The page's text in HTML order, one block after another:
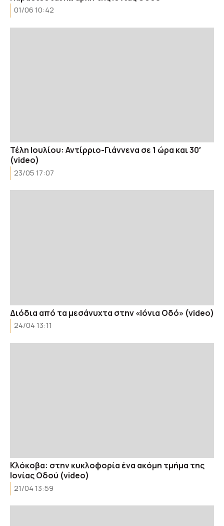
01/06 10:42
Τέλη Ιουλίου: Αντίρριο-Γιάννενα σε 1 ώρα και 30′
(video)
23/05 17:07
Διόδια από τα μεσάνυχτα στην «Ιόνια Οδό» (video)
24/04 13:11
Κλόκοβα: στην κυκλοφορία ένα ακόμη τμήμα της
Ιονίας Οδού (video)
21/04 13:59